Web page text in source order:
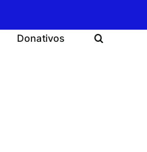
Donativos